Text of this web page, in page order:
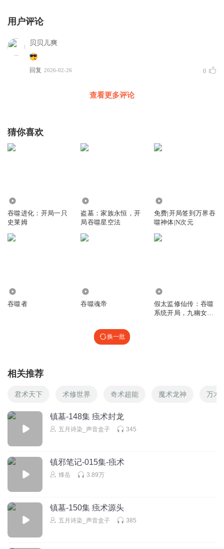
用户评论
贝贝儿爽
回复 2026-02-26 0
查看更多评论
猜你喜欢
吞噬进化：开局一只
史莱姆
盗墓：家族永恒，开
局吞噬星空法
免费|开局签到万界吞
噬神体|N次元
吞噬者 吞噬魂帝
假太监修仙传：吞噬
系统开局，九幽女帝
换一批
相关推荐
君术天下 术修世界 奇术超能 魔术龙神 万术
镇墓-148集 痋术封龙
五月诗染_声音盒子 345
镇邪笔记-015集-痋术
烽岳 3.89万
镇墓-150集 痋术源头
五月诗染_声音盒子 385